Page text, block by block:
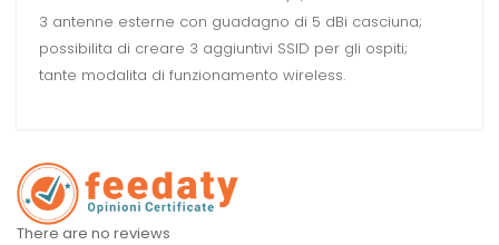
3 antenne esterne con guadagno di 5 dBi casciuna;
possibilita di creare 3 aggiuntivi SSID per gli ospiti;
tante modalita di funzionamento wireless.
There are no reviews